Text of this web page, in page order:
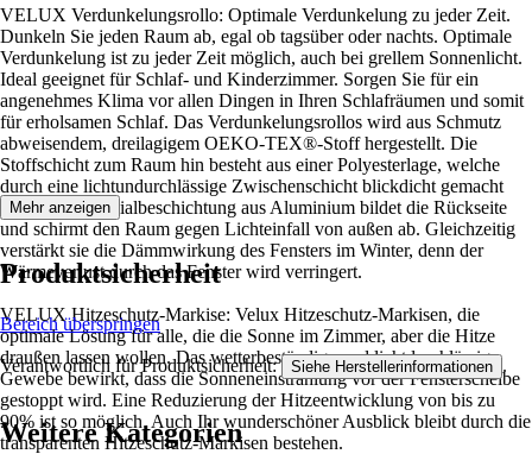
VELUX Verdunkelungsrollo: Optimale Verdunkelung zu jeder Zeit.
Dunkeln Sie jeden Raum ab, egal ob tagsüber oder nachts. Optimale
Verdunkelung ist zu jeder Zeit möglich, auch bei grellem Sonnenlicht.
Ideal geeignet für Schlaf- und Kinderzimmer. Sorgen Sie für ein
angenehmes Klima vor allen Dingen in Ihren Schlafräumen und somit
für erholsamen Schlaf. Das Verdunkelungsrollos wird aus Schmutz
abweisendem, dreilagigem OEKO-TEX®-Stoff hergestellt. Die
Stoffschicht zum Raum hin besteht aus einer Polyesterlage, welche
durch eine lichtundurchlässige Zwischenschicht blickdicht gemacht
wird. Eine Spezialbeschichtung aus Aluminium bildet die Rückseite
und schirmt den Raum gegen Lichteinfall von außen ab. Gleichzeitig
verstärkt sie die Dämmwirkung des Fensters im Winter, denn der
Wärmeverlust durch das Fenster wird verringert.
VELUX Hitzeschutz-Markise: Velux Hitzeschutz-Markisen, die
optimale Lösung für alle, die die Sonne im Zimmer, aber die Hitze
draußen lassen wollen. Das wetterbeständige und lichtdurchlässige
Gewebe bewirkt, dass die Sonneneinstrahlung vor der Fensterscheibe
gestoppt wird. Eine Reduzierung der Hitzeentwicklung von bis zu
90% ist so möglich. Auch Ihr wunderschöner Ausblick bleibt durch die
transparenten Hitzeschutz-Markisen bestehen.
Mehr anzeigen
Produktsicherheit
Bereich überspringen
Verantwortlich für Produktsicherheit: Siehe Herstellerinformationen .
Weitere Kategorien